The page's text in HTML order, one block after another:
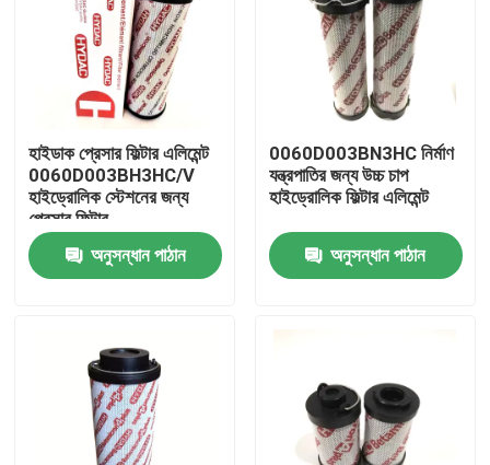
হাইডাক প্রেসার ফিল্টার এলিমেন্ট
0060D003BH3HC/V
হাইড্রোলিক স্টেশনের জন্য
প্রেসার ফিল্টার
অনুসন্ধান পাঠান
0060D003BN3HC নির্মাণ
যন্ত্রপাতির জন্য উচ্চ চাপ
হাইড্রোলিক ফিল্টার এলিমেন্ট
অনুসন্ধান পাঠান